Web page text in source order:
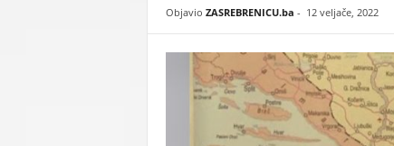
R
E
N
Objavio ZASREBRENICU.ba - 12 veljače, 2022